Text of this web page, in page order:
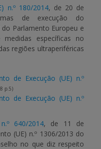
n.º 180/2014, de 20 de
de execução do
do Parlamento Europeu e
específicas no
regiões ultraperiféricas
de Execução (UE) n.º
p.5)
de Execução (UE) n.º
640/2014, de 11 de
(UE) n.º 1306/2013 do
no que diz respeito